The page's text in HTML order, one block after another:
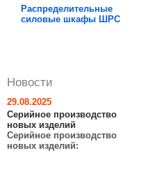
Распределительные
силовые шкафы ШРC
Новости
29.08.2025
Серийное производство
новых изделий
Серийное производство
новых изделий: